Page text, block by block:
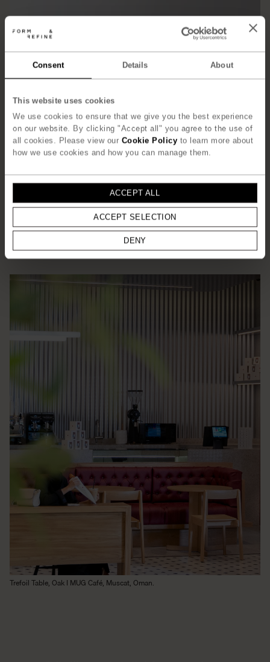
Consent Details About
This website uses cookies
We use cookies to ensure that we give you the best experience
on our website. By clicking "Accept all" you agree to the use of
all cookies. Please view our Cookie Policy to learn more about
how we use cookies and how you can manage them.
ACCEPT ALL
ACCEPT SELECTION
DENY
Trefoil Table, Oak I Slō, Leuven, Belgium. Se flere billeder
Trefoil Table, Oak I MUG Café, Muscat, Oman.